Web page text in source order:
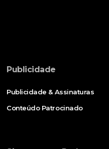
Publicidade
Publicidade & Assinaturas
Conteúdo Patrocinado